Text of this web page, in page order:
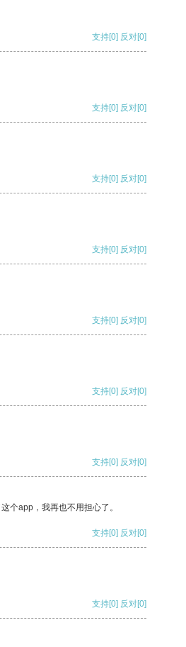
支持[0] 反对[0]
支持[0] 反对[0]
支持[0] 反对[0]
支持[0] 反对[0]
支持[0] 反对[0]
支持[0] 反对[0]
支持[0] 反对[0]
个app，我再也不用担心了。
支持[0] 反对[0]
支持[0] 反对[0]